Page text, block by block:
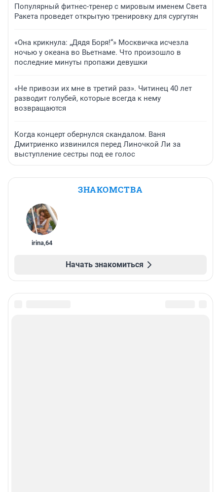
Популярный фитнес-тренер с мировым именем Света
Ракета проведет открытую тренировку для сургутян
«Она крикнула: „Дядя Боря!“» Москвичка исчезла
ночью у океана во Вьетнаме. Что произошло в
последние минуты пропажи девушки
«Не привози их мне в третий раз». Читинец 40 лет
разводит голубей, которые всегда к нему
возвращаются
Когда концерт обернулся скандалом. Ваня
Дмитриенко извинился перед Линочкой Ли за
выступление сестры под ее голос
ЗНАКОМСТВА
irina,64
Начать знакомиться